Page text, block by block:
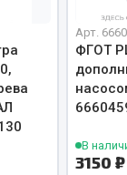
Арт.
ФГОТ
В
3150 ₽